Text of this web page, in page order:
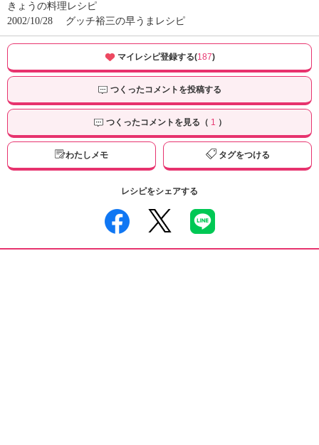
きょうの料理レシピ
2002/10/28
グッチ裕三の早うまレシピ
マイレシピ登録する(187)
つくったコメントを投稿する
つくったコメントを見る（ 1 ）
わたしメモ タグをつける
レシピをシェアする